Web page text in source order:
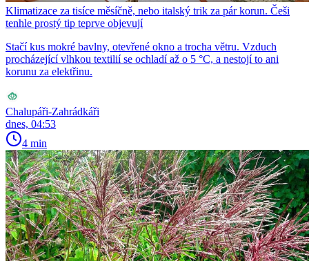
Klimatizace za tisíce měsíčně, nebo italský trik za pár korun. Češi
tenhle prostý tip teprve objevují
Stačí kus mokré bavlny, otevřené okno a trocha větru. Vzduch
procházející vlhkou textilií se ochladí až o 5 °C, a nestojí to ani
korunu za elektřinu.
Chalupáři-Zahrádkáři
dnes, 04:53
4 min